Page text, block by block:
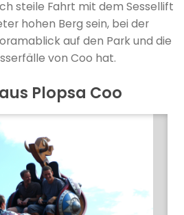
steile Fahrt mit dem Sessellift
hohen Berg sein, bei der
auf den Park und die
von Coo hat.
Plopsa Coo